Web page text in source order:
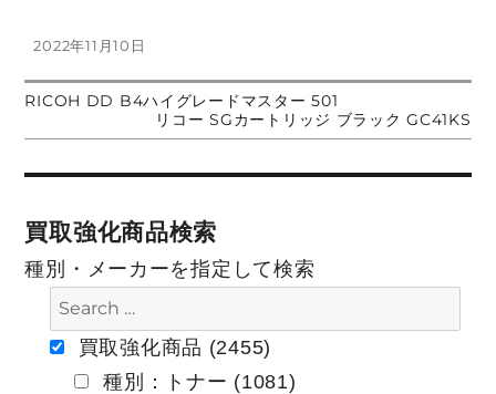
投
日:
2022年11月10日
投
ビ
ー
前
投
RICOH DD B4ハイグレードマスター 501
の
稿:
リコー SGカートリッジ ブラック GC41KS
買取強化商品検索
種別・メーカーを指定して検索
買取強化商品 (2455)
種別：トナー (1081)